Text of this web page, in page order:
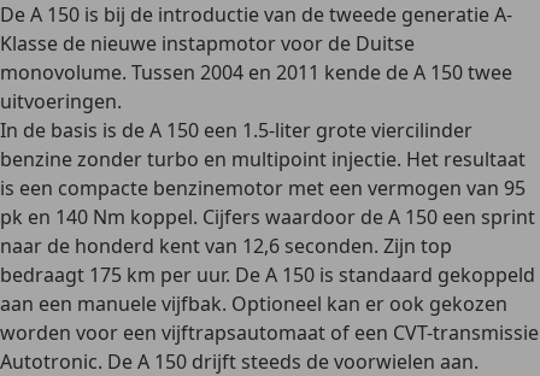
De A 150 is bij de introductie van de tweede generatie A-
Klasse de nieuwe instapmotor voor de Duitse
monovolume. Tussen 2004 en 2011 kende de A 150twee
uitvoeringen.
In de basis is de A 150 een 1.5-liter grote viercilinder
benzinezonder turbo en multipoint injectie. Het resultaat
is een compacte benzinemotor met een vermogen van 95
pk en 140 Nm koppel. Cijfers waardoor de A 150 een sprint
naar de honderd kent van 12,6 seconden. Zijn top
bedraagt 175 km per uur. De A 150 is standaard gekoppeld
aan een manuele vijfbak. Optioneel kan er ook gekozen
worden voor een vijftrapsautomaat of een CVT-transmissie
Autotronic. De A 150 drijft steeds de voorwielen aan.